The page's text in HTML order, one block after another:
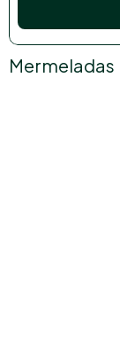
Mermeladas